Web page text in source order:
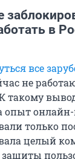
в
все
не
такому
только
целый